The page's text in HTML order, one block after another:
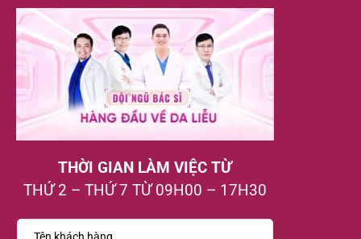
THỜI GIAN LÀM VIỆC TỪ
THỨ 2 – THỨ 7 TỪ 09H00 – 17H30